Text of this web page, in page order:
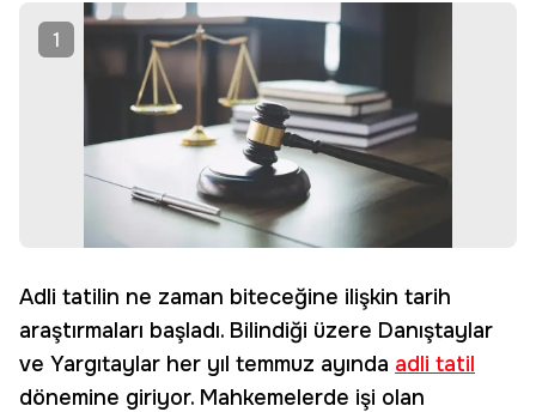
1
Adli tatilin ne zaman biteceğine ilişkin tarih
araştırmaları başladı. Bilindiği üzere Danıştaylar
ve Yargıtaylar her yıl temmuz ayında adli tatil
dönemine giriyor. Mahkemelerde işi olan